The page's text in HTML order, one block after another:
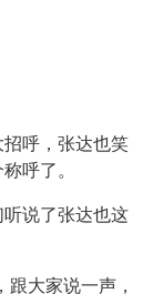
呼，张达也笑
呼了。
说了张达也这
跟大家说一声，